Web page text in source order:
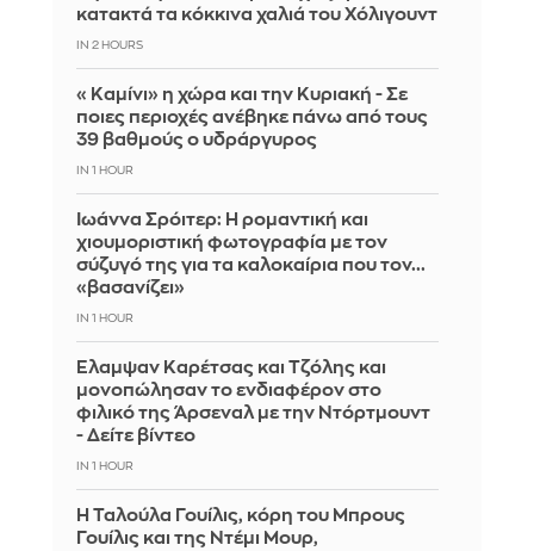
κατακτά τα κόκκινα χαλιά του Χόλιγουντ
IN 2 HOURS
«Καμίνι» η χώρα και την Κυριακή - Σε
ποιες περιοχές ανέβηκε πάνω από τους
39 βαθμούς ο υδράργυρος
IN 1 HOUR
Ιωάννα Σρόιτερ: Η ρομαντική και
χιουμοριστική φωτογραφία με τον
σύζυγό της για τα καλοκαίρια που τον...
«βασανίζει»
IN 1 HOUR
Έλαμψαν Καρέτσας και Τζόλης και
μονοπώλησαν το ενδιαφέρον στο
φιλικό της Άρσεναλ με την Ντόρτμουντ
- Δείτε βίντεο
IN 1 HOUR
Η Ταλούλα Γουίλις, κόρη του Μπρους
Γουίλις και της Ντέμι Μουρ,